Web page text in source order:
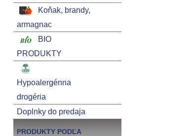
Koňak, brandy,
armagnac
BIO
PRODUKTY
Hypoalergénna
drogéria
Doplnky do predaja
PRODUKTY PODĽA